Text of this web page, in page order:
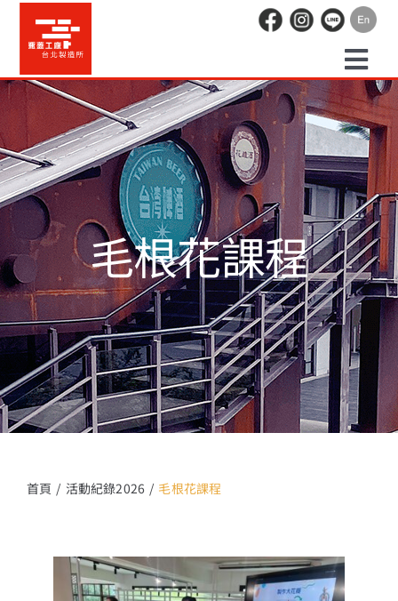
content
預約走讀
場地租借
活動紀錄
職人空間
辦公空間
13+新創課程
關於我們
毛根花課程
首頁 活動紀錄2026 毛根花課程